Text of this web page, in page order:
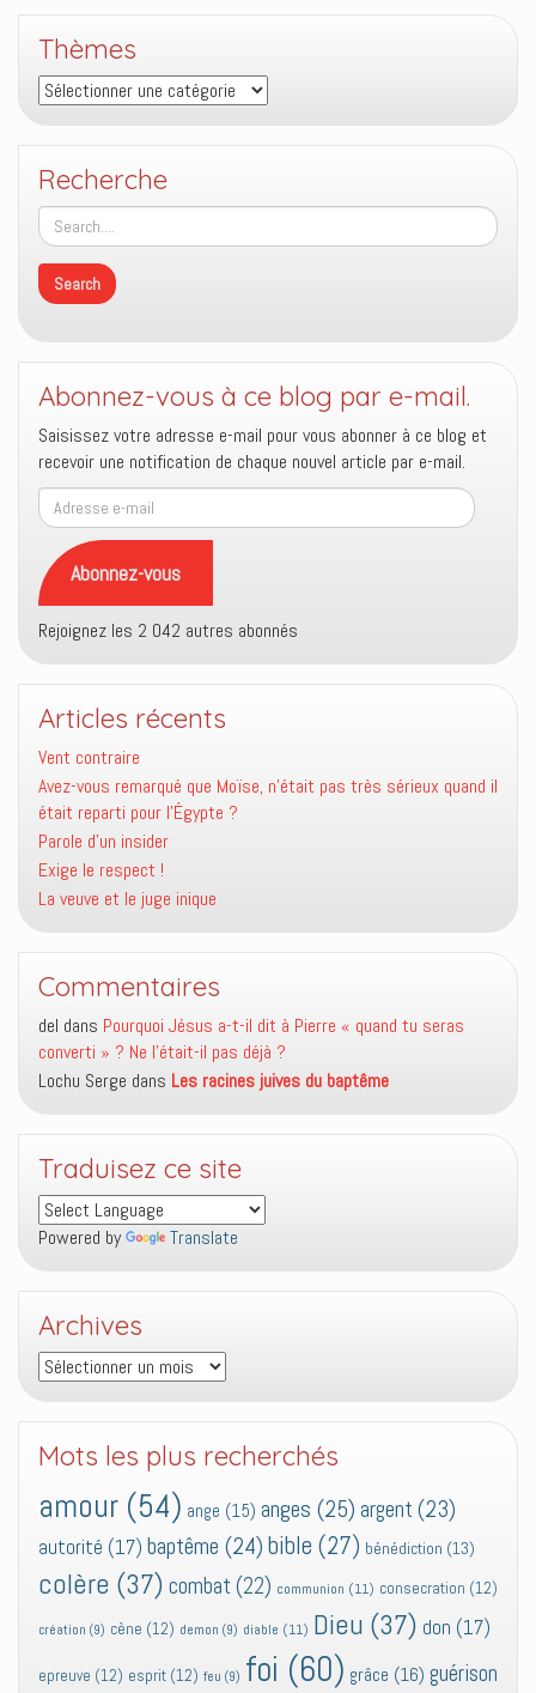
Thèmes
Thèmes
Recherche
Abonnez-vous à ce blog par e-mail.
Saisissez votre adresse e-mail pour vous abonner à ce blog et
recevoir une notification de chaque nouvel article par e-mail.
Adresse
e-
mail
Abonnez-vous
Rejoignez les 2 042 autres abonnés
Articles récents
Vent contraire
Avez-vous remarqué que Moïse, n’était pas très sérieux quand il
était reparti pour l’Égypte ?
Parole d’un insider
Exige le respect !
La veuve et le juge inique
Commentaires
del dans Pourquoi Jésus a-t-il dit à Pierre « quand tu seras
converti » ? Ne l’était-il pas déjà ?
Lochu Serge dans Les racines juives du baptême
Traduisez ce site
Powered by Translate
Archives
Archives
Mots les plus recherchés
amour (54) ange (15) anges (25) argent (23)
autorité (17) baptême (24) bible (27) bénédiction (13)
colère (37) combat (22) communion (11) consecration (12)
création (9) cène (12) demon (9) diable (11) Dieu (37) don (17)
epreuve (12) esprit (12) feu (9) foi (60) grâce (16) guérison